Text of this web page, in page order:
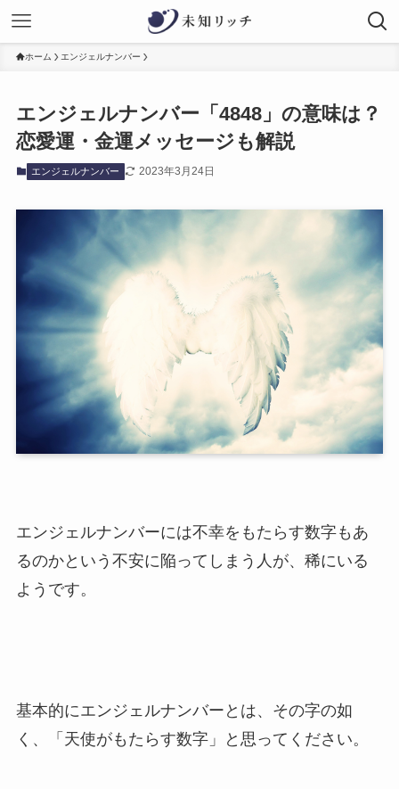
ホーム エンジェルナンバー
エンジェルナンバー「4848」の意味は？
恋愛運・金運メッセージも解説
エンジェルナンバー 2023年3月24日
エンジェルナンバーには不幸をもたらす数字もあ
るのかという不安に陥ってしまう人が、稀にいる
ようです。
基本的にエンジェルナンバーとは、その字の如
く、「天使がもたらす数字」と思ってください。